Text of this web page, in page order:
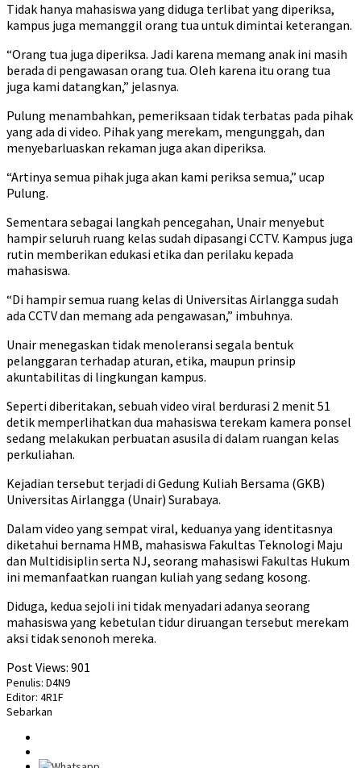
Tidak hanya mahasiswa yang diduga terlibat yang diperiksa,
kampus juga memanggil orang tua untuk dimintai keterangan.
“Orang tua juga diperiksa. Jadi karena memang anak ini masih
berada di pengawasan orang tua. Oleh karena itu orang tua
juga kami datangkan,” jelasnya.
Pulung menambahkan, pemeriksaan tidak terbatas pada pihak
yang ada di video. Pihak yang merekam, mengunggah, dan
menyebarluaskan rekaman juga akan diperiksa.
“Artinya semua pihak juga akan kami periksa semua,” ucap
Pulung.
Sementara sebagai langkah pencegahan, Unair menyebut
hampir seluruh ruang kelas sudah dipasangi CCTV. Kampus juga
rutin memberikan edukasi etika dan perilaku kepada
mahasiswa.
“Di hampir semua ruang kelas di Universitas Airlangga sudah
ada CCTV dan memang ada pengawasan,” imbuhnya.
Unair menegaskan tidak menoleransi segala bentuk
pelanggaran terhadap aturan, etika, maupun prinsip
akuntabilitas di lingkungan kampus.
Seperti diberitakan, sebuah video viral berdurasi 2 menit 51
detik memperlihatkan dua mahasiswa terekam kamera ponsel
sedang melakukan perbuatan asusila di dalam ruangan kelas
perkuliahan.
Kejadian tersebut terjadi di Gedung Kuliah Bersama (GKB)
Universitas Airlangga (Unair) Surabaya.
Dalam video yang sempat viral, keduanya yang identitasnya
diketahui bernama HMB, mahasiswa Fakultas Teknologi Maju
dan Multidisiplin serta NJ, seorang mahasiswi Fakultas Hukum
ini memanfaatkan ruangan kuliah yang sedang kosong.
Diduga, kedua sejoli ini tidak menyadari adanya seorang
mahasiswa yang kebetulan tidur diruangan tersebut merekam
aksi tidak senonoh mereka.
Post Views: 901
Penulis: D4N9
Editor: 4R1F
Sebarkan